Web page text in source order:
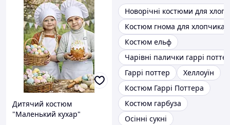
Дитячий костюм
"Маленький кухар"
Новорічні костюми для
Костюм гнома для хлопчика
Костюм ельф
Чарівні палички гаррі
Гаррі поттер
Хеллоуїн
Костюм Гаррі Поттера
Костюм гарбуза
Осінні сукні